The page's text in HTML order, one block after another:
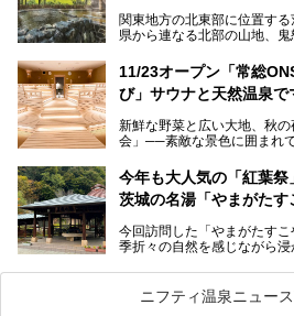
関東地方の北東部に位置す
県から連なる北部の山地、鬼
に日立や大洗、鹿島など数々
と、同じ県内でもさまざまな
が特徴的。なかでもおすす
す。
11/23オープン「常総
び」サウナと天然温泉
新鮮な野菜と広い大地、秋
会」──素敵な景色に囲まれ
温浴施設「常総
ます。
業施設の一角に構えられた店
10室のサウナと自家源泉温
今年も大人気の「紅葉
茨城の名湯「やまがたす
今回訪問した「やまがたす
季折々の自然を感じながら浸
紅葉シーズンを迎えた11月
楽しんでもらえるよう、「
ニフティ温泉ニュー